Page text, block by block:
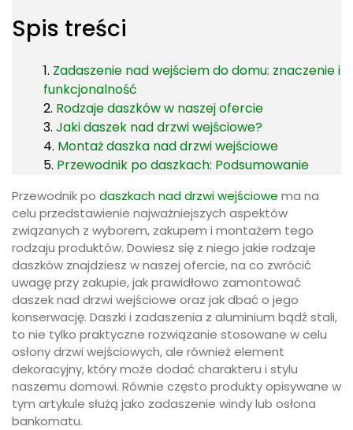
Spis treści
Zadaszenie nad wejściem do domu: znaczenie i
funkcjonalność
Rodzaje daszków w naszej ofercie
Jaki daszek nad drzwi wejściowe?
Montaż daszka nad drzwi wejściowe
Przewodnik po daszkach: Podsumowanie
Przewodnik po daszkach nad drzwi wejściowe ma na
celu przedstawienie najważniejszych aspektów
związanych z wyborem, zakupem i montażem tego
rodzaju produktów. Dowiesz się z niego jakie rodzaje
daszków znajdziesz w naszej ofercie, na co zwrócić
uwagę przy zakupie, jak prawidłowo zamontować
daszek nad drzwi wejściowe oraz jak dbać o jego
konserwację. Daszki i zadaszenia z aluminium bądź stali,
to nie tylko praktyczne rozwiązanie stosowane w celu
osłony drzwi wejściowych, ale również element
dekoracyjny, który może dodać charakteru i stylu
naszemu domowi. Równie często produkty opisywane w
tym artykule służą jako zadaszenie windy lub osłona
bankomatu.